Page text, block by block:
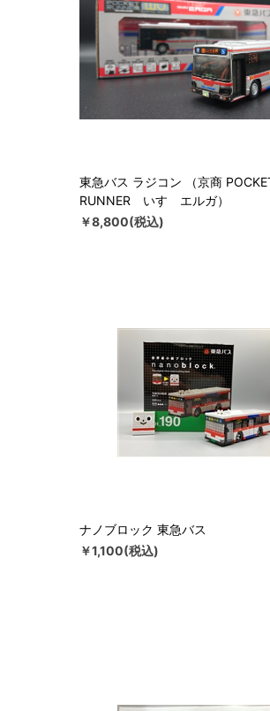
東急バス ラジコン （京商
RUNNER いすゞエルガ）
￥8,800(税込)
ナノブロック 東急バス
￥1,100(税込)